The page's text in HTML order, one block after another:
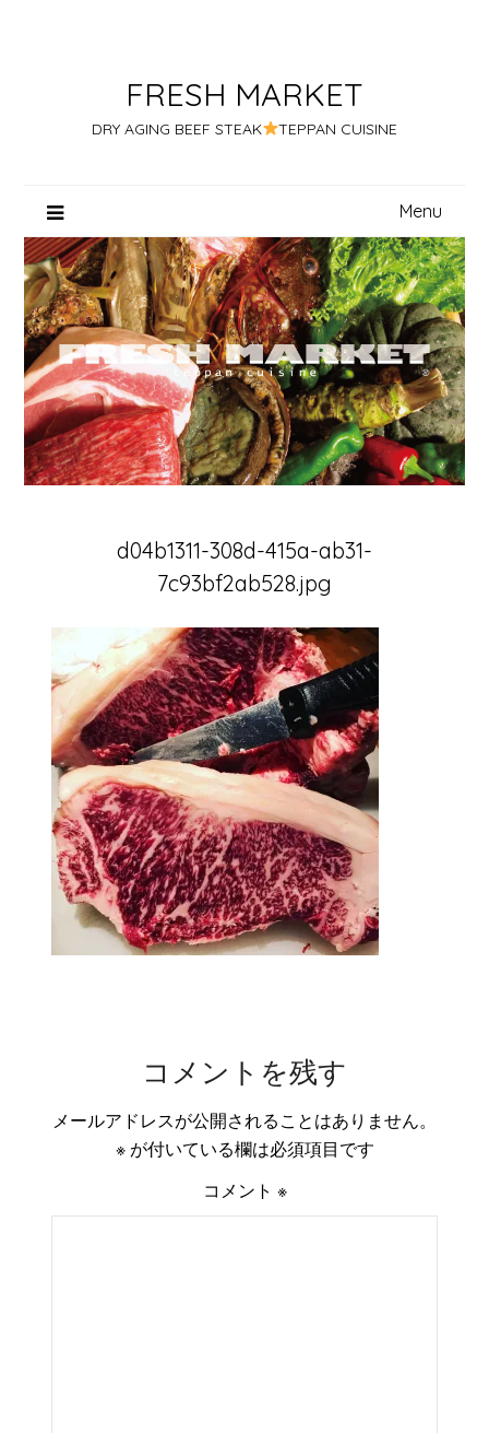
FRESH MARKET
DRY AGING BEEF STEAK TEPPAN CUISINE
Menu
d04b1311-308d-415a-ab31-
7c93bf2ab528.jpg
コメントを残す
メールアドレスが公開されることはありません。
※が付いている欄は必須項目です
コメント ※